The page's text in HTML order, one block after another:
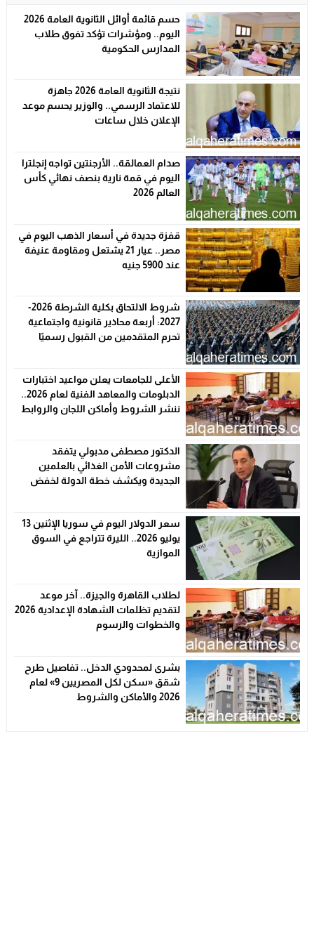
حسم قائمة أوائل الثانوية العامة 2026
اليوم.. ومؤشرات تؤكد تفوق طلاب
المدارس الحكومية
نتيجة الثانوية العامة 2026 جاهزة
للاعتماد الرسمي.. والوزير يحسم موعد
الإعلان خلال ساعات
صدام العمالقة.. الأرجنتين تواجه إنجلترا
اليوم في قمة نارية بنصف نهائي كأس
العالم 2026
قفزة جديدة في أسعار الذهب اليوم في
مصر.. عيار 21 يشتعل ومقاومة عنيفة
عند 5900 جنيه
شروط الالتحاق بكلية الشرطة 2026-
2027: أربعة محاذير قانونية واجتماعية
تحرم المتقدمين من القبول رسميًا
الأعلى للجامعات يعلن مواعيد اختبارات
الدبلومات والمعاهد الفنية لعام 2026..
ننشر الشروط وأماكن اللجان والروابط
الدكتور مصطفى مدبولي يتفقد
مشروعات الأمن الغذائي بالعلمين
الجديدة ويكشف خطة الدولة لخفض
سعر الدولار اليوم في سوريا الإثنين 13
يوليو 2026.. الليرة تتراجع في السوق
الموازية
لطلاب القاهرة والجيزة.. آخر موعد
لتقديم تظلمات الشهادة الإعدادية 2026
والخطوات والرسوم
بشرى لمحدودي الدخل.. تفاصيل طرح
شقق «سكن لكل المصريين 9» لعام
2026 والأماكن والشروط